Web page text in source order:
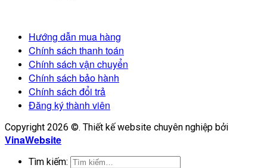
Hướng dẫn mua hàng
Chính sách thanh toán
Chính sách vận chuyển
Chính sách bảo hành
Chính sách đổi trả
Đăng ký thành viên
Copyright 2026 ©. Thiết kế website chuyên nghiệp bởi
VinaWebsite
Tìm kiếm: